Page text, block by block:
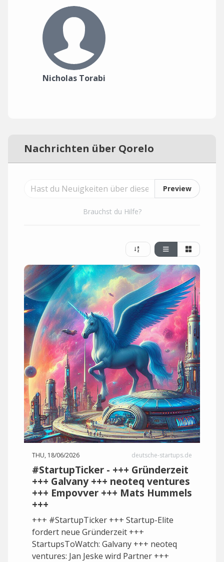
Nicholas Torabi
Nachrichten über Qorelo
Preview
Brauchst du Hilfe?
THU, 18/06/2026 deutsche-startups.de
#StartupTicker - +++ Gründerzeit
+++ Galvany +++ neoteq ventures
+++ Empovver +++ Mats Hummels
+++
+++ #StartupTicker +++ Startup-Elite
fordert neue Gründerzeit +++
StartupsToWatch: Galvany +++ neoteq
ventures: Jan Jeske wird Partner +++